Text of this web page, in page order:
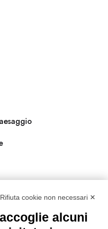
Rifiuta cookie non necessari ✕
alcuni